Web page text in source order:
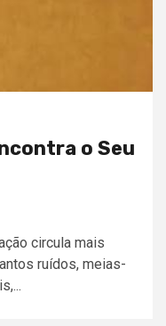
o Seu
circula mais
ruídos, meias-